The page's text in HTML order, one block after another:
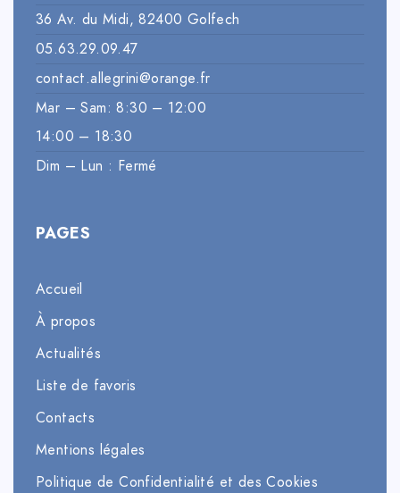
36 Av. du Midi, 82400 Golfech
05.63.29.09.47
contact.allegrini@orange.fr
Mar – Sam: 8:30 – 12:00
14:00 – 18:30
Dim – Lun : Fermé
PAGES
Accueil
À propos
Actualités
Liste de favoris
Contacts
Mentions légales
Politique de Confidentialité et des Cookies